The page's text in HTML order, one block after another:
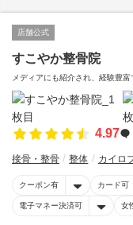
店舗公式
すこやか整骨院
メディアにも紹介され、経験豊
4.97
接骨・整骨 整体 カイロ
クーポン有 カード可
電子マネー決済可 女